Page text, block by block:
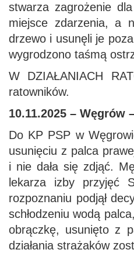
stwarza zagrożenie
miejsce zdarzenia, a
drzewo i usunęli je
wygrodzono taśmą
W DZIAŁANIACH
ratowników.
10.11.2025 – Węgrów
Do KP PSP w
usunięciu z palca
i nie dała się zdjąć.
lekarza izby przyjęć
rozpoznaniu podjął
schłodzeniu wodą
obrączkę, usunięto z
działania strażaków